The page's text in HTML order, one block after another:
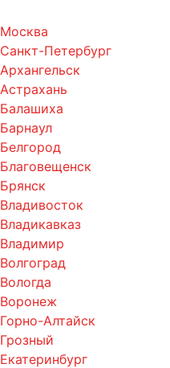
Москва
Санкт-Петербург
Архангельск
Астрахань
Балашиха
Барнаул
Белгород
Благовещенск
Брянск
Владивосток
Владикавказ
Владимир
Волгоград
Вологда
Воронеж
Горно-Алтайск
Грозный
Екатеринбург